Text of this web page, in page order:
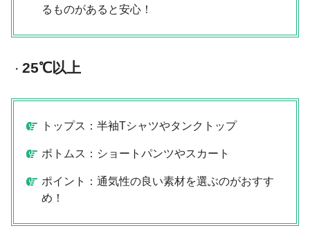
るものがあると安心！
・ 25℃以上
トップス：半袖Tシャツやタンクトップ
ボトムス：ショートパンツやスカート
ポイント：通気性の良い素材を選ぶのがおすす
め！